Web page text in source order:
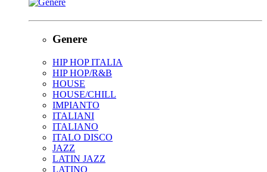
Genere
HIP HOP ITALIA
HIP HOP/R&B
HOUSE
HOUSE/CHILL
IMPIANTO
ITALIANI
ITALIANO
ITALO DISCO
JAZZ
LATIN JAZZ
LATINO